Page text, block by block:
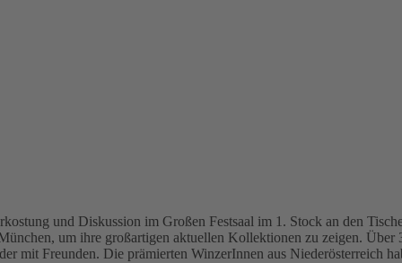
und Diskussion im Großen Festsaal im 1. Stock an den
um ihre großartigen aktuellen Kollektionen zu zeigen.
mit Freunden. Die prämierten WinzerInnen aus Niederösterreich